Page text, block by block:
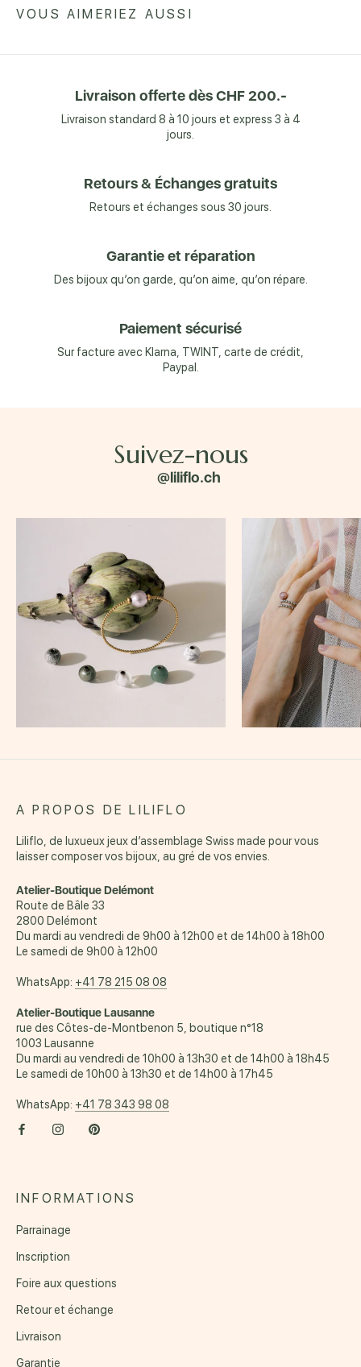
VOUS AIMERIEZ AUSSI
Livraison offerte dès CHF 200.-
Livraison standard 8 à 10 jours et express 3 à 4
jours.
Retours & Échanges gratuits
Retours et échanges sous 30 jours.
Garantie et réparation
Des bijoux qu’on garde, qu’on aime, qu’on répare.
Paiement sécurisé
Sur facture avec Klarna, TWINT, carte de crédit,
Paypal.
Suivez-nous
@liliflo.ch
A PROPOS DE LILIFLO
Liliflo, de luxueux jeux d’assemblage Swiss made pour vous
laisser composer vos bijoux, au gré de vos envies.
Atelier-Boutique Delémont
Route de Bâle 33
2800 Delémont
Du mardi au vendredi de 9h00 à 12h00 et de 14h00 à 18h00
Le samedi de 9h00 à 12h00
WhatsApp: +41 78 215 08 08
Atelier-Boutique Lausanne
rue des Côtes-de-Montbenon 5, boutique n°18
1003 Lausanne
Du mardi au vendredi de 10h00 à 13h30 et de 14h00 à 18h45
Le samedi de 10h00 à 13h30 et de 14h00 à 17h45
WhatsApp: +41 78 343 98 08
INFORMATIONS
Parrainage
Inscription
Foire aux questions
Retour et échange
Livraison
Garantie